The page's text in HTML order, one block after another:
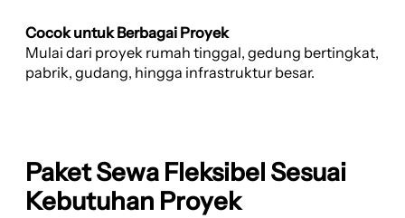
Cocok untuk Berbagai Proyek
Mulai dari proyek rumah tinggal, gedung bertingkat,
pabrik, gudang, hingga infrastruktur besar.
Paket Sewa Fleksibel Sesuai
Kebutuhan Proyek